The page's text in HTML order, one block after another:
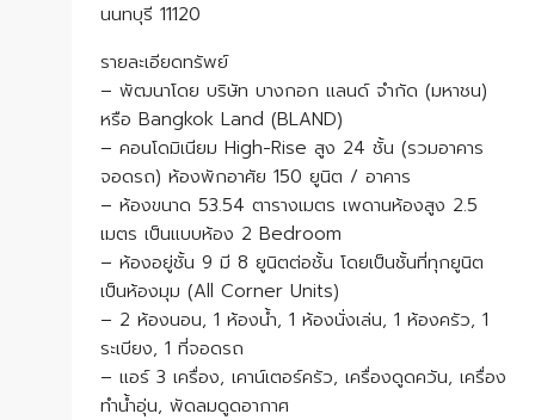
นนทบุรี 11120
รายละเอียดทรัพย์
– พัฒนาโดย บริษัท บางกอก แลนด์ จำกัด (มหาชน)
หรือ Bangkok Land (BLAND)
– คอนโดมิเนียม High-Rise สูง 24 ชั้น (รวมอาคาร
จอดรถ) ห้องพักอาศัย 150 ยูนิต / อาคาร
– ห้องขนาด 53.54 ตารางเมตร เพดานห้องสูง 2.5
เมตร เป็นแบบห้อง 2 Bedroom
– ห้องอยู่ชั้น 9 มี 8 ยูนิตต่อชั้น โดยเป็นชั้นที่ทุกยูนิต
เป็นห้องมุม (All Corner Units)
– 2 ห้องนอน, 1 ห้องน้ำ, 1 ห้องนั่งเล่น, 1 ห้องครัว, 1
ระเบียง, 1 ที่จอดรถ
– แอร์ 3 เครื่อง, เคาน์เตอร์ครัว, เครื่องดูดควัน, เครื่อง
ทำน้ำอุ่น, พัดลมดูดอากาศ